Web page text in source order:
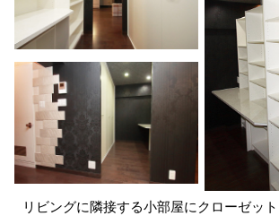
リビングに隣接する小部屋にクローゼッ